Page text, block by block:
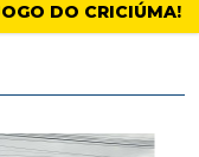
DO CRICIÚMA!